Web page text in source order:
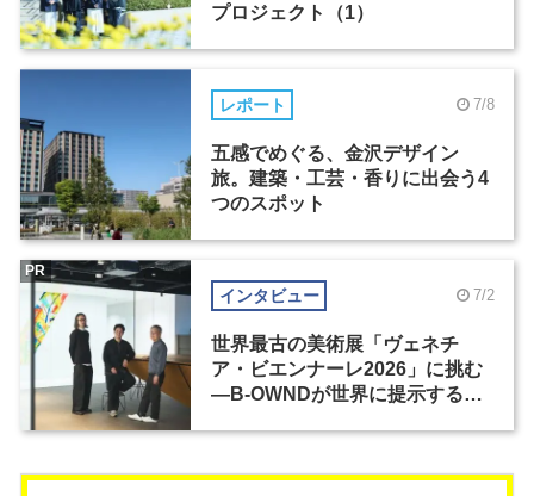
プロジェクト（1）
レポート 7/8
五感でめぐる、金沢デザイン
旅。建築・工芸・香りに出会う4
つのスポット
インタビュー 7/2
世界最古の美術展「ヴェネチ
ア・ビエンナーレ2026」に挑む
―B-OWNDが世界に提示する美
PR